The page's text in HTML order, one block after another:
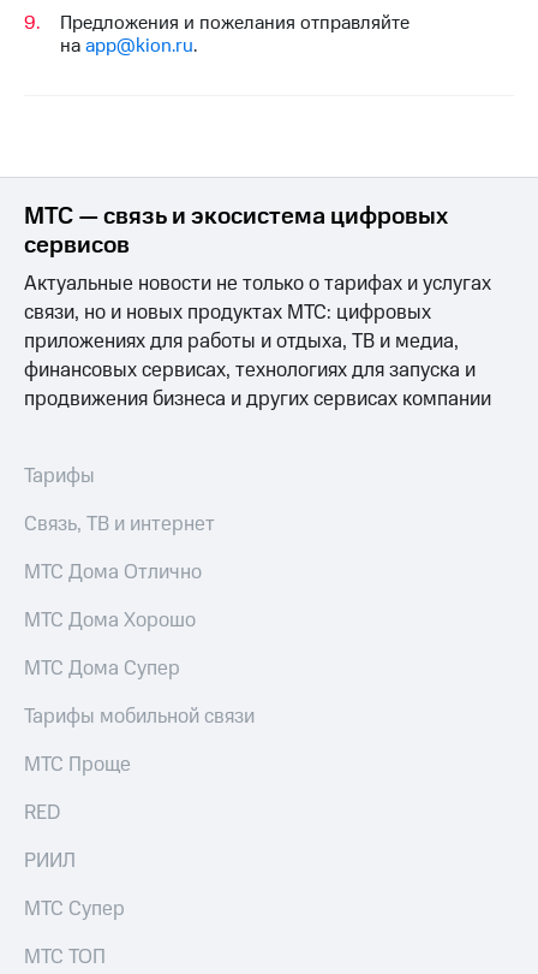
Подписка
на гигабайты
Семейная
группа
Скидка
общие
подписки
и услуги,
доступ
и не
Финансы
Детям
и родителям
Здоровье
и фитнес
КИОН
Всё
Посмотрите,
полезного
есть
приложении
КИОН
КИОН
Музыка
Live
Гудок
Мой
МТС
Все
приложения
Покупка
полисов
Предложения и пожелания отправляйте
наapp@kion.ru.
МТС — связь и экосистема цифровых
сервисов
Актуальные новости не только о тарифах и услугах
связи, но и новых продуктах МТС: цифровых
приложениях для работы и отдыха, ТВ и медиа,
финансовых сервисах, технологиях для запуска и
продвижения бизнеса и других сервисах компании
Тарифы
Связь, ТВ и интернет
МТС Дома Отлично
МТС Дома Хорошо
МТС Дома Супер
Тарифы мобильной связи
МТС Проще
RED
РИИЛ
МТС Супер
МТС ТОП